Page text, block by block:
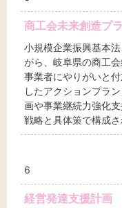
商工会未来創造プ
小規模企業振興基本
がら、岐阜県の商工
事業者にやりがいと
したアクションプラ
画や事業継続力強化
戦略と具体策で構成さ
6
経営発達支援計画